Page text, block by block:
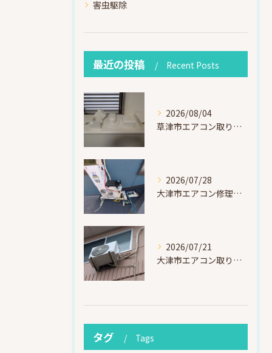
害虫駆除
最近の投稿 Recent Posts
2026/08/04
草津市エアコン取り付け｜お客様取り外し済・化粧カバー再利用（ダイキン S225ATES・アウルコート草津）
2026/07/28
大津市エアコン修理｜冷媒漏れを特定！高所作業で東芝RAS-F221ARTを修理・ガスチャージ
2026/07/21
大津市エアコン取り付け｜他社で断られたマンション3階の壁面アングル高所作業（ハイセンス HA-J22H-W・プレジーオビワコ）
タグ Tags